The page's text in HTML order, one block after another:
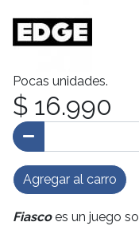
Pocas unidades.
$ 16.990
Agregar al carro
Fiascoes un juego